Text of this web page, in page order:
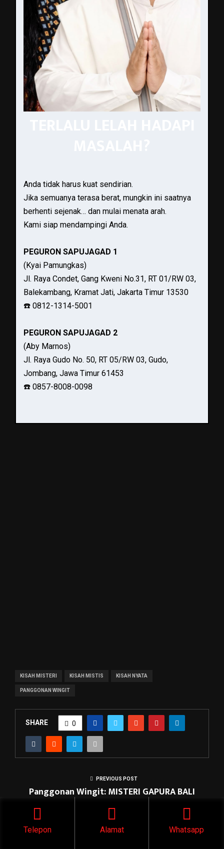
Anda tidak harus kuat sendirian.
Jika semuanya terasa berat, mungkin ini saatnya
berhenti sejenak… dan mulai menata arah.
Kami siap mendampingi Anda.
PEGURON SAPUJAGAD 1
(Kyai Pamungkas)
Jl. Raya Condet, Gang Kweni No.31, RT 01/RW 03,
Balekambang, Kramat Jati, Jakarta Timur 13530
☎️ 0812-1314-5001
PEGURON SAPUJAGAD 2
(Aby Marnos)
Jl. Raya Gudo No. 50, RT 05/RW 03, Gudo,
Jombang, Jawa Timur 61453
☎️ 0857-8008-0098
KISAH MISTERI KISAH MISTIS KISAH NYATA
PANGGONAN WINGIT
SHARE 0
PREVIOUS POST
Panggonan Wingit: MISTERI GAPURA BALI
Panggonan Wingit: MISTERI TANAH BUKIT
Telepon Alamat Whatsapp